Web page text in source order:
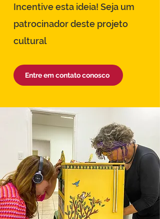
Incentive esta ideia! Seja um
patrocinador deste projeto
cultural
Entre em contato conosco